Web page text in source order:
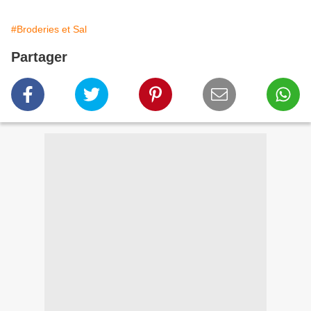
#Broderies et Sal
Partager